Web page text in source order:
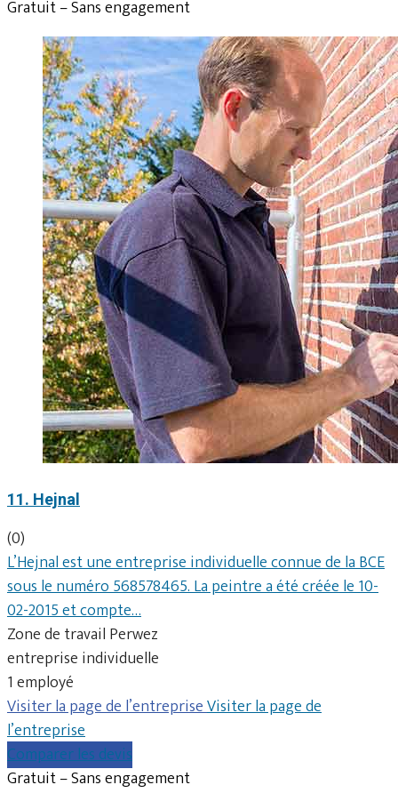
Gratuit – Sans engagement
11. Hejnal
(0)
L’Hejnal est une entreprise individuelle connue de la BCE
sous le numéro 568578465. La peintre a été créée le 10-
02-2015 et compte…
Zone de travail Perwez
entreprise individuelle
1 employé
Visiter la page de l’entrepriseVisiter la page de
l’entreprise
Comparer les devis
Gratuit – Sans engagement